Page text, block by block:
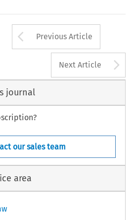
Arrow button
Previous Article
Next Article
journal
our sales team
area